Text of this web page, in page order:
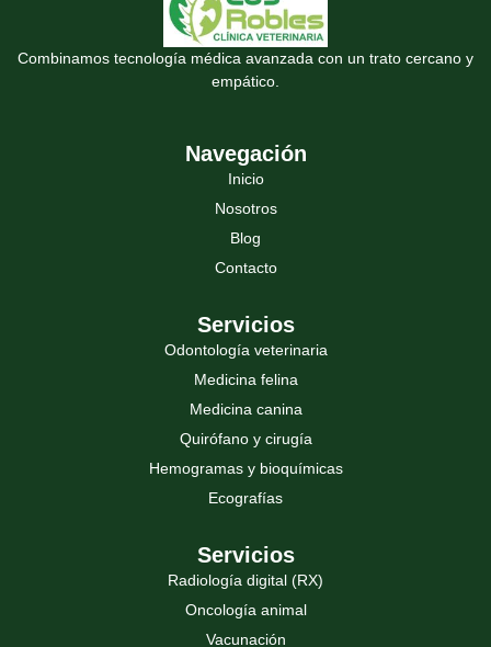
Combinamos tecnología médica avanzada con un trato cercano y
empático.
Navegación
Inicio
Nosotros
Blog
Contacto
Servicios
Odontología veterinaria
Medicina felina
Medicina canina
Quirófano y cirugía
Hemogramas y bioquímicas
Ecografías
Servicios
Radiología digital (RX)
Oncología animal
Vacunación